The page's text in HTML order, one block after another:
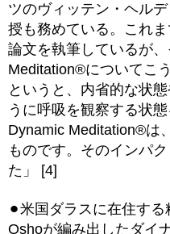
ツのヴィッテン・ヘル
授も務めている。これ
論文を執筆しているが
Meditation®についてこ
というと、内省的な状
うに呼吸を観察する状
Dynamic Meditation®は
ものです。そのインパ
た」 [4]
⚫︎米国ダラスに在住する
Oshoが編み出したダイ